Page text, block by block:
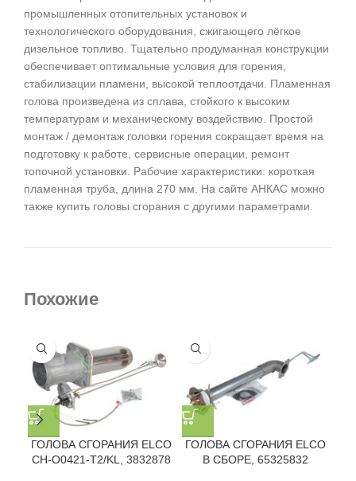
промышленных отопительных установок и
технологического оборудования, сжигающего лёгкое
дизельное топливо. Тщательно продуманная конструкции
обеспечивает оптимальные условия для горения,
стабилизации пламени, высокой теплоотдачи. Пламенная
голова произведена из сплава, стойкого к высоким
температурам и механическому воздействию. Простой
монтаж / демонтаж головки горения сокращает время на
подготовку к работе, сервисные операции, ремонт
топочной установки. Рабочие характеристики: короткая
пламенная труба, длина 270 мм. На сайте АНКАС можно
также купить головы сгорания с другими параметрами.
Похожие
ГОЛОВА СГОРАНИЯ ELCO
CH-O0421-T2/KL, 3832878
ГОЛОВА СГОРАНИЯ ELCO
В СБОРЕ, 65325832